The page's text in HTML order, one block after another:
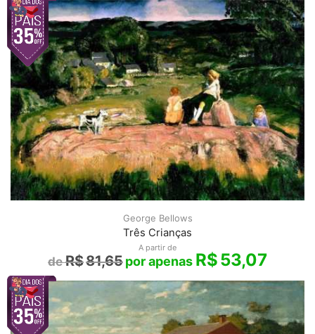
George Bellows
Três Crianças
A partir de
R$81,65 R$53,07